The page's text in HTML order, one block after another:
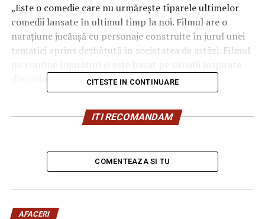
„Este o comedie care nu urmărește tiparele ultimelor
comedii lansate în ultimul timp la noi. Filmul are o
narațiune jucăușă cu personaje construite în jurul unei
tematici aprins dezbătută în societatea de astăzi. Filmul
din viața reală.”, spune regizorul Paul Decu.
Decu, propune spectatorilor o abordare amuzantă a
provocări pe care patru cupluri de prieteni o duc la bun
sfârșit, după multe peripeții, într-un weekend,
personajele ajung să câștige o altă viziune despre
CITESTE IN CONTINUARE
ITI RECOMANDAM
COMENTEAZA SI TU
AFACERI